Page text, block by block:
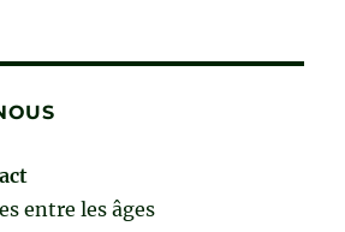
entre les âges